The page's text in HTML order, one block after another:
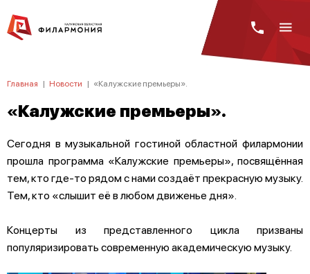
Главная | Новости | «Калужские премьеры».
«Калужские премьеры».
Сегодня в музыкальной гостиной областной филармонии
прошла программа «Калужские премьеры», посвящённая
тем, кто где-то рядом с нами создаёт прекрасную музыку.
Тем, кто «слышит её в любом движенье дня».
Концерты из представленного цикла призваны
популяризировать современную академическую музыку.